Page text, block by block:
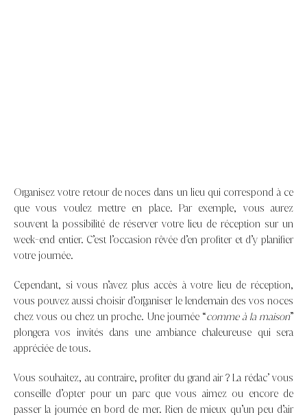
Organisez votre retour de noces dans un lieu qui correspond à ce
que vous voulez mettre en place. Par exemple, vous aurez
souvent la possibilité de réserver votre lieu de réception sur un
week-end entier. C’est l’occasion rêvée d’en profiter et d’y planifier
votre journée.
Cependant, si vous n’avez plus accès à votre lieu de réception,
vous pouvez aussi choisir d’organiser le lendemain des vos noces
chez vous ou chez un proche. Une journée “comme à la maison”
plongera vos invités dans une ambiance chaleureuse qui sera
appréciée de tous.
Vous souhaitez, au contraire, profiter du grand air ? La rédac’ vous
conseille d’opter pour un parc que vous aimez ou encore de
passer la journée en bord de mer. Rien de mieux qu’un peu d’air